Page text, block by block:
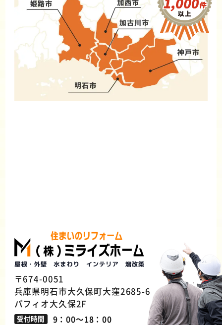
〒674-0051
兵庫県明石市大久保町大窪2685-6
パフィオ大久保2F
受付時間 9：00～18：00